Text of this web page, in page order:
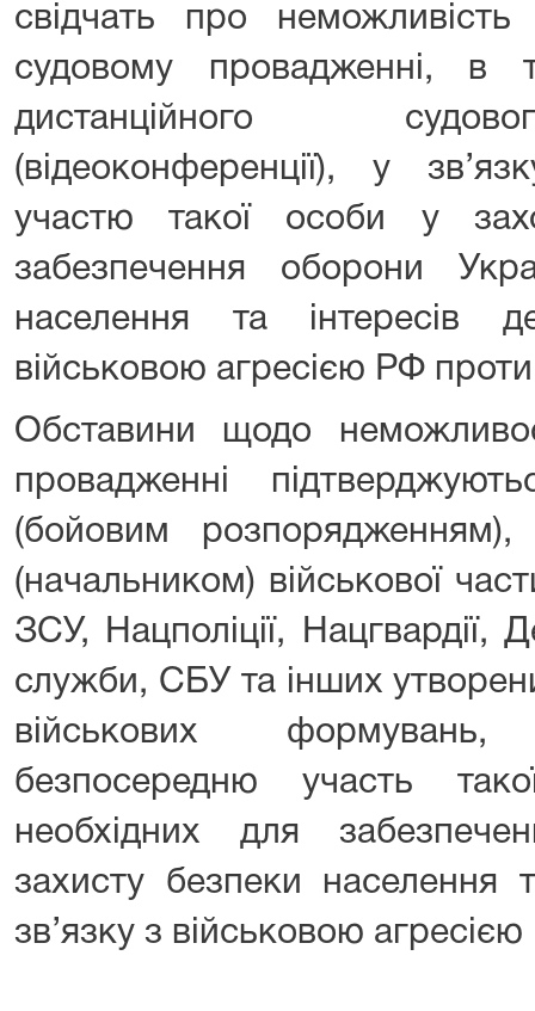
свідчать про
судовому провадженні, в
дистанційного
(відеоконференції), у
участю такої особи у
забезпечення оборони
населення та інтересів
військовою агресією РФ
Обставини щодо
провадженні
(бойовим
(начальником) військової
ЗСУ, Нацполіції, Нацгвардії,
служби, СБУ та інших
військових
безпосередню участь
необхідних для
захисту безпеки населення
зв’язку з військовою